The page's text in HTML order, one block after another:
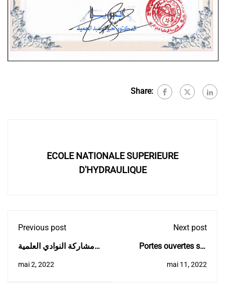
Share:
ECOLE NATIONALE SUPERIEURE
D'HYDRAULIQUE
Previous post
مشاركة النوادي العلمية
mai 2, 2022
Next post
Portes ouvertes sur
mai 11, 2022